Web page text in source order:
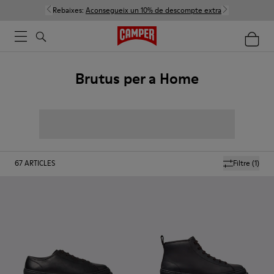
Rebaixes: Aconsegueix un 10% de descompte extra
Brutus per a Home
Filtre (1)
67ARTICLES